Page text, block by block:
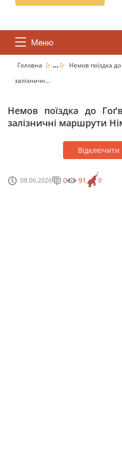
Меню
Головна ...
Немов поїздка
залізничн...
Немов поїздка до
залізничні маршрути
Відключити
08.06.2026 0
0 91